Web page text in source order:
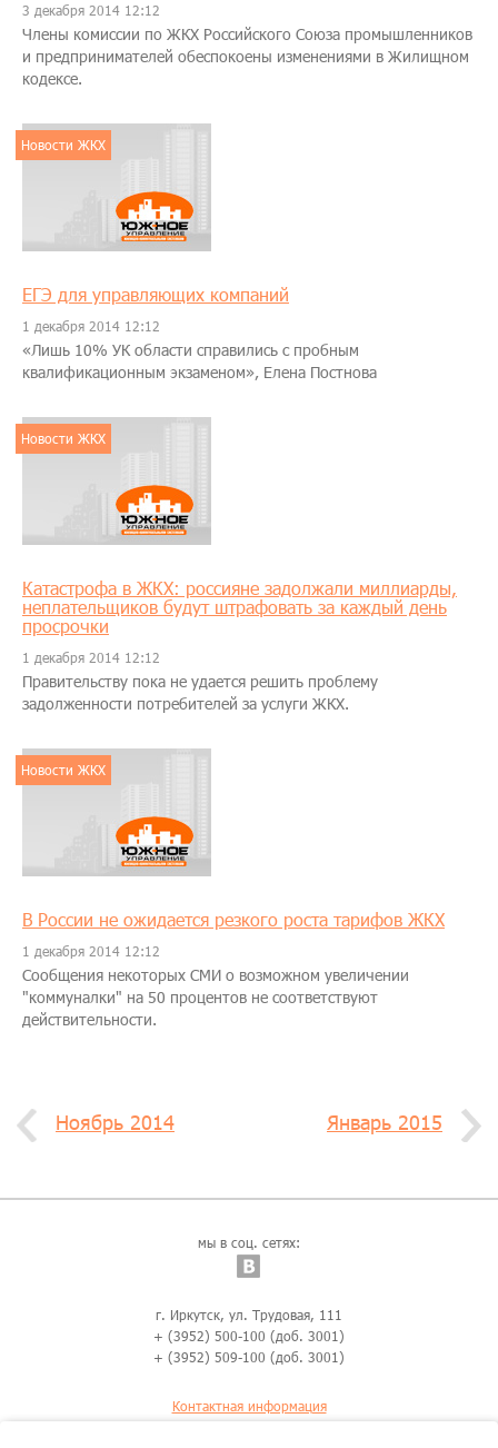
3 декабря 2014 12:12
Члены комиссии по ЖКХ Российского Союза промышленников
и предпринимателей обеспокоены изменениями в Жилищном
кодексе.
Новости ЖКХ
ЕГЭ для управляющих компаний
1 декабря 2014 12:12
«Лишь 10% УК области справились с пробным
квалификационным экзаменом», Елена Постнова
Новости ЖКХ
Катастрофа в ЖКХ: россияне задолжали миллиарды,
неплательщиков будут штрафовать за каждый день
просрочки
1 декабря 2014 12:12
Правительству пока не удается решить проблему
задолженности потребителей за услуги ЖКХ.
Новости ЖКХ
В России не ожидается резкого роста тарифов ЖКХ
1 декабря 2014 12:12
Сообщения некоторых СМИ о возможном увеличении
"коммуналки" на 50 процентов не соответствуют
действительности.
Ноябрь 2014 Январь 2015
мы в соц. сетях:
г. Иркутск, ул. Трудовая, 111
+ (3952) 500-100 (доб. 3001)
+ (3952) 509-100 (доб. 3001)
Контактная информация